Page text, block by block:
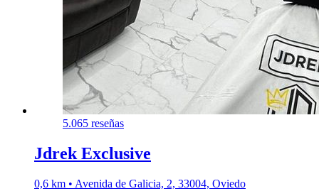
5.065 reseñas
Jdrek Exclusive
0,6 km • Avenida de Galicia, 2, 33004, Oviedo